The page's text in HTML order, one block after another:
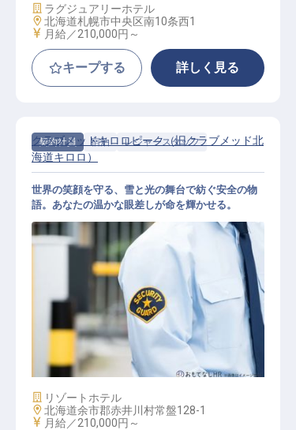
施設業態
ラグジュアリーホテル
勤務地
北海道札幌市中央区南10条西1
給与
月給／210,000円～
キープする 詳しく見る
契約社員 宿泊 レジャースタッフ
ライフガード
クラブメッドキロロピーク（旧クラブメッド北
海道キロロ）
世界の笑顔を守る、雪と光の舞台で紡ぐ安全の物
語。あなたの温かな眼差しが命を輝かせる。
施設業態
リゾートホテル
勤務地
北海道余市郡赤井川村常盤128-1
給与
月給／210,000円～